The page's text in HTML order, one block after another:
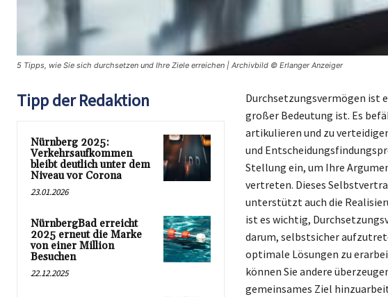
5 Tipps, wie Sie sich durchsetzen und Ihre Ziele erreichen | Archivbild © Erlanger Anzeiger
Tipp der Redaktion
Nürnberg 2025:
Verkehrsaufkommen
bleibt deutlich unter dem
Niveau vor Corona
23.01.2026
NürnbergBad erreicht
2025 erneut die Marke
von einer Million
Besuchen
22.12.2025
Durchsetzungsvermögen ist
großer Bedeutung ist. Es
artikulieren und zu
und
Stellung ein, um Ihre
vertreten. Dieses
unterstützt auch die
ist es wichtig,
darum, selbstsicher
optimale Lösungen zu
können Sie andere
gemeinsames Ziel